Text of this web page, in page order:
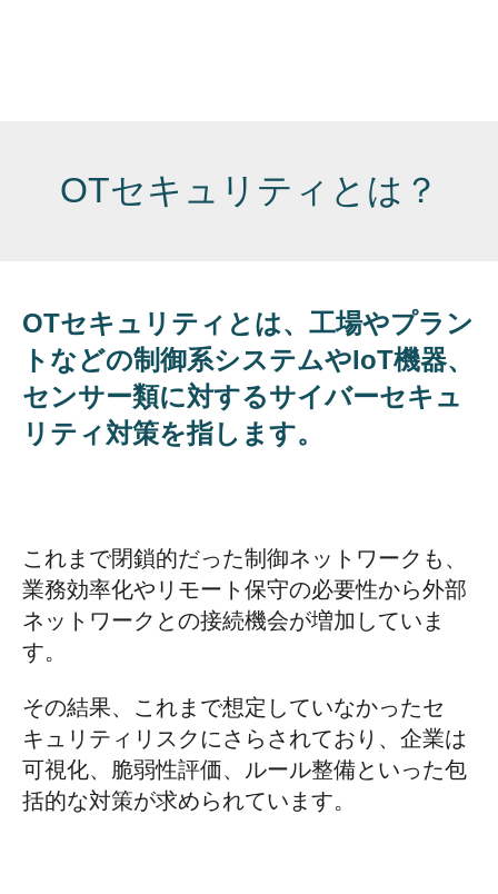
OTセキュリティとは？
OTセキュリティとは、工場やプラン
トなどの制御系システムやIoT機器、
センサー類に対するサイバーセキュ
リティ対策を指します。
これまで閉鎖的だった制御ネットワークも、
業務効率化やリモート保守の必要性から外部
ネットワークとの接続機会が増加していま
す。
その結果、これまで想定していなかったセ
キュリティリスクにさらされており、企業は
可視化、脆弱性評価、ルール整備といった包
括的な対策が求められています。